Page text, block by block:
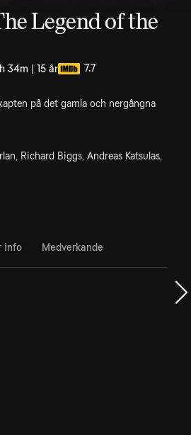
Legend of the
34m | 15 år 7.7
på det gamla och nergångna
Richard Biggs, Andreas Katsulas,
info Medverkande